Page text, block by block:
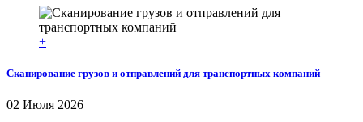
+
Сканирование грузов и отправлений для транспортных компаний
02 Июля 2026